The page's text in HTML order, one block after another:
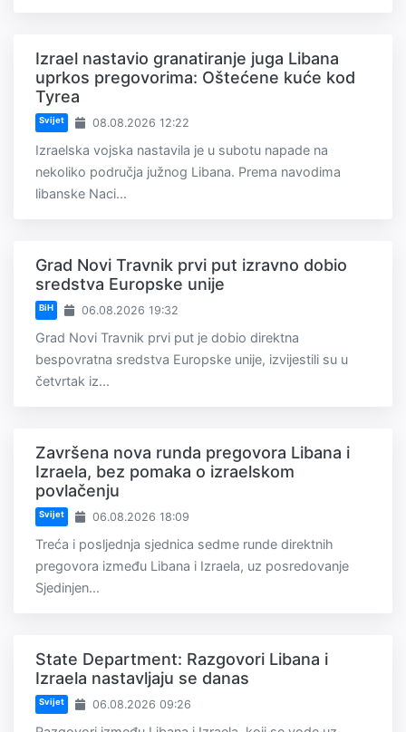
Izrael nastavio granatiranje juga Libana
uprkos pregovorima: Oštećene kuće kod
Tyrea
Svijet 08.08.2026 12:22
Izraelska vojska nastavila je u subotu napade na
nekoliko područja južnog Libana. Prema navodima
libanske Naci...
Grad Novi Travnik prvi put izravno dobio
sredstva Europske unije
BiH 06.08.2026 19:32
Grad Novi Travnik prvi put je dobio direktna
bespovratna sredstva Europske unije, izvijestili su u
četvrtak iz...
Završena nova runda pregovora Libana i
Izraela, bez pomaka o izraelskom
povlačenju
Svijet 06.08.2026 18:09
Treća i posljednja sjednica sedme runde direktnih
pregovora između Libana i Izraela, uz posredovanje
Sjedinjen...
State Department: Razgovori Libana i
Izraela nastavljaju se danas
Svijet 06.08.2026 09:26